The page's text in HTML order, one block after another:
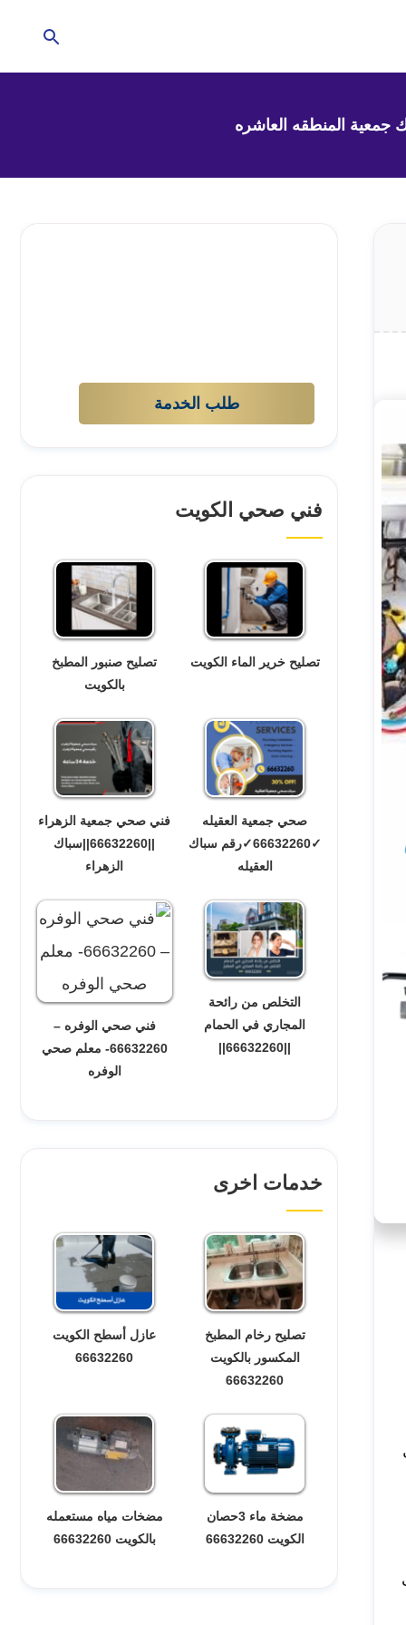
طلب الخدمة
فني صحي الكويت
تصليح خرير الماء الكويت
تصليح صنبور المطبخ
بالكويت
صحي جمعية العقيله
✓66632260✓رقم سباك
العقيله
فني صحي جمعية الزهراء
||66632260||سباك
الزهراء
التخلص من رائحة
المجاري في الحمام
||66632260||
فني صحي الوفره –
66632260- معلم صحي
الوفره
خدمات اخرى
تصليح رخام المطبخ
المكسور بالكويت
66632260
عازل أسطح الكويت
66632260
مضخة ماء 3حصان
الكويت 66632260
مضخات مياه مستعمله
بالكويت 66632260